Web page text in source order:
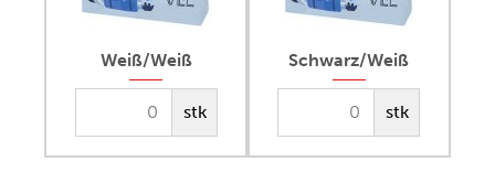
Weiß/Weiß
stk
Schwarz/Weiß
stk